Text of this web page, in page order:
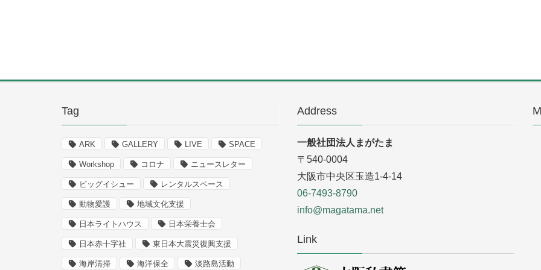
Tag
ARK GALLERY LIVE SPACE
Workshop コロナ ニュースレター
ビッグイシュー レンタルスペース
動物愛護 地域文化支援
日本ライトハウス 日本栄養士会
日本赤十字社 東日本大震災復興支援
海岸清掃 海洋保全 淡路島活動
Address
一般社団法人まがたま
〒540-0004
大阪市中央区玉造1-4-14
06-7493-8790
info@magatama.net
Link